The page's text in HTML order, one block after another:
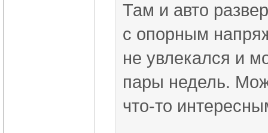
Там и авто
с опорным
не увлекался и
пары недель.
что-то